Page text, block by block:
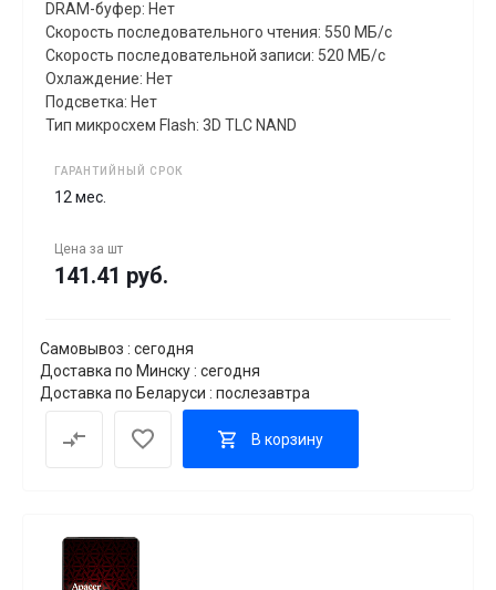
DRAM-буфер: Нет
Скорость последовательного чтения: 550 МБ/с
Скорость последовательной записи: 520 МБ/с
Охлаждение: Нет
Подсветка: Нет
Тип микросхем Flash: 3D TLC NAND
ГАРАНТИЙНЫЙ СРОК
12 мес.
Цена за шт
141.41 руб.
Самовывоз : сегодня
Доставка по Минску : сегодня
Доставка по Беларуси : послезавтра
В корзину